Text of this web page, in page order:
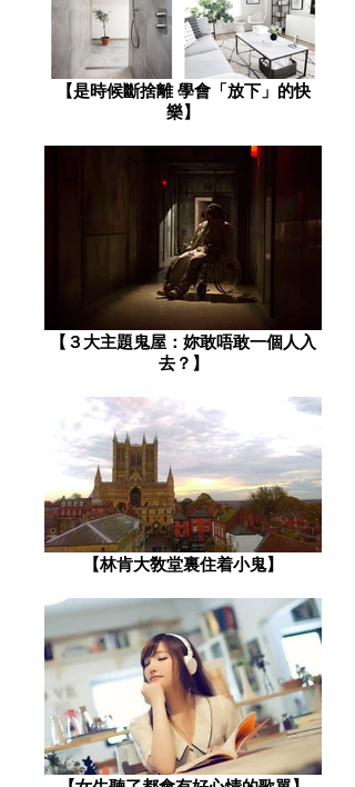
【是時候斷捨離 學會「放下」的快
樂】
​【３大主題鬼屋：妳敢唔敢一個人入
去？】
【林肯大敎堂裏住着小鬼】